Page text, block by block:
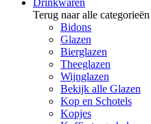
Drinkwaren
Terug naar alle categorieën
Bidons
Glazen
Bierglazen
Theeglazen
Wijnglazen
Bekijk alle Glazen
Kop en Schotels
Kopjes